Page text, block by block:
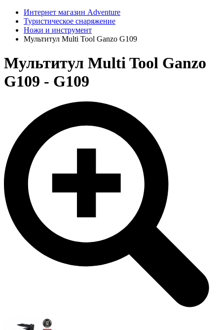
Интернет магазин Adventure
Туристическое снаряжение
Ножи и инструмент
Мультитул Multi Tool Ganzo G109
Мультитул Multi Tool Ganzo
G109 - G109